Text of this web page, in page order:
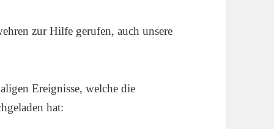
zur Hilfe gerufen, auch unsere
Ereignisse, welche die
hat: